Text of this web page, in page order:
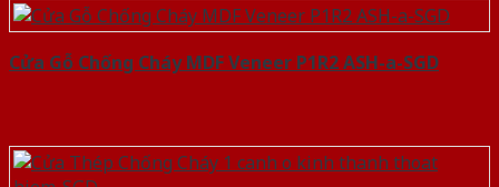
Cửa Gỗ Chống Cháy MDF Veneer P1R2 ASH-a-SGD